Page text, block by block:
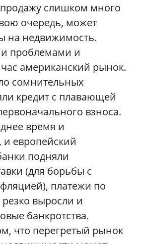
продажу слишком много
очередь, может
на недвижимость.
проблемами и
американский рынок.
сомнительных
кредит с плавающей
взноса.
время и
европейский
подняли
(для борьбы с
платежи по
выросли и
банкротства.
что перегретый рынок